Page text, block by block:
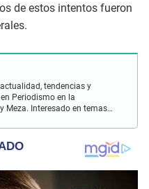
de estos intentos fueron
tendencias y
Periodismo en la
Meza. Interesado en temas